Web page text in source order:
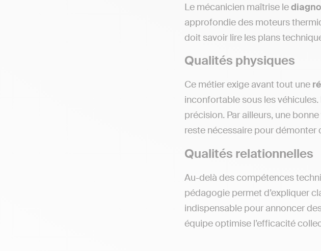
Le mécanicien maîtrise le
approfondie des moteurs
doit savoir lire les plans
Qualités physiques
Ce métier exige avant tout une
inconfortable sous les véhicules.
précision. Par ailleurs, une
reste nécessaire pour
Qualités relationnelles
Au-delà des compétences
pédagogie permet d’expliquer
indispensable pour annoncer
équipe optimise l’efficacité